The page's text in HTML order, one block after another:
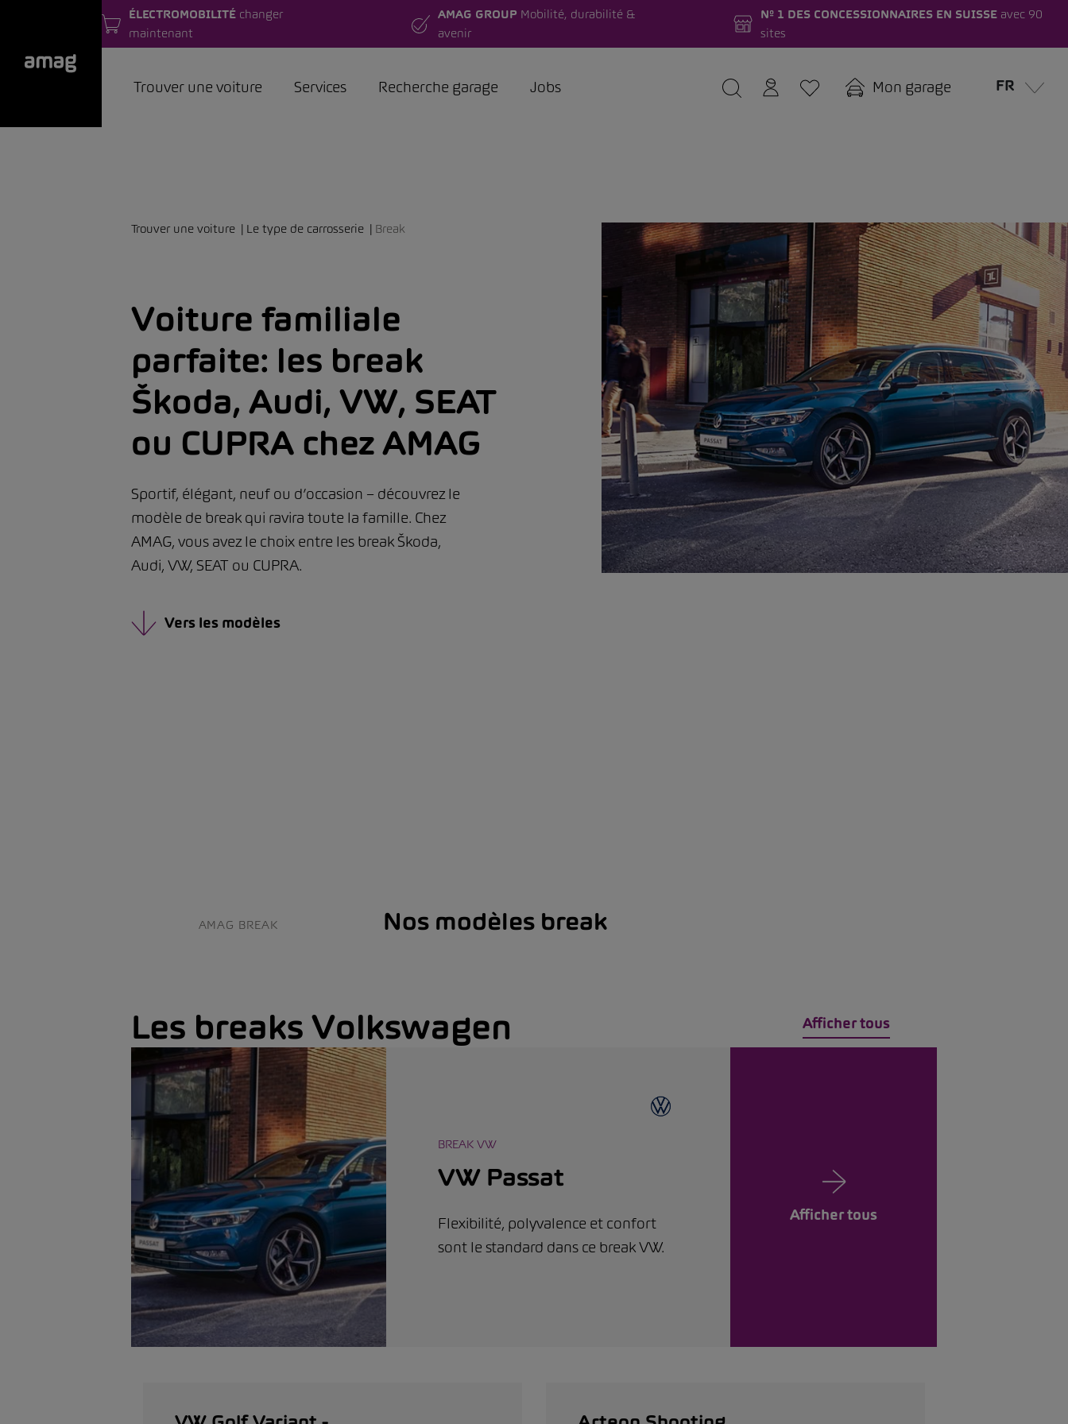
ÉLECTROMOBILITÉ changer
maintenant
AMAG GROUP Mobilité, durabilité &
avenir
Nº 1 DES CONCESSIONNAIRES EN SUISSEavec 90
sites
Trouver une voiture Services Recherche garage Jobs Mon garage FR
Trouver une voiture Le type de carrosserie Break
Voiture familiale
parfaite: les break
Škoda, Audi, VW, SEAT
ou CUPRA chez AMAG
Sportif, élégant, neuf ou d’occasion – découvrez le
modèle de break qui ravira toute la famille. Chez
AMAG, vous avez le choix entre les break Škoda,
Audi, VW, SEAT ou CUPRA.
Vers les modèles
AMAG BREAK Nos modèles break
Les breaks Volkswagen Afficher tous
BREAK VW
VW Passat
Flexibilité, polyvalence et confort
sont le standard dans ce break VW.
Afficher tous